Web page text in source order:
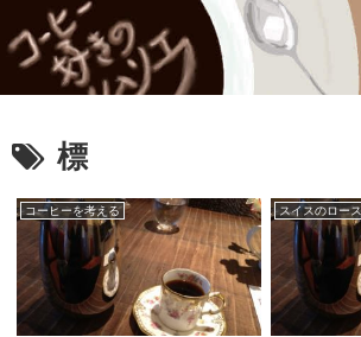
標
コーヒーを考える スイスのロー